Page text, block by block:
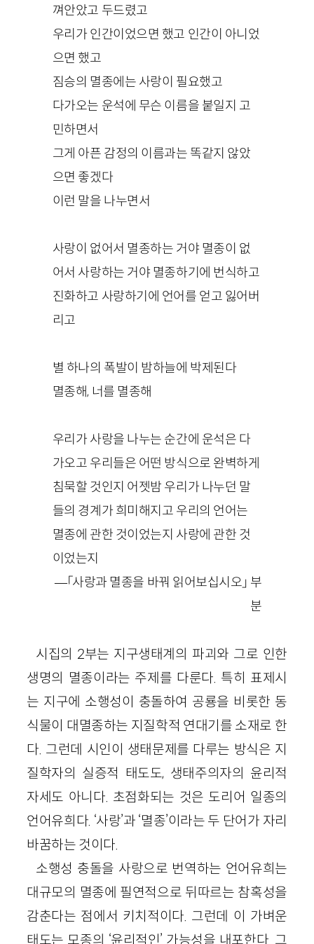
껴안았고 두드렸고
우리가 인간이었으면 했고 인간이 아니었
으면 했고
짐승의 멸종에는 사랑이 필요했고
다가오는 운석에 무슨 이름을 붙일지 고
민하면서
그게 아픈 감정의 이름과는 똑같지 않았
으면 좋겠다
이런 말을 나누면서
사랑이 없어서 멸종하는 거야 멸종이 없
어서 사랑하는 거야 멸종하기에 번식하고
진화하고 사랑하기에 언어를 얻고 잃어버
리고
별 하나의 폭발이 밤하늘에 박제된다
멸종해, 너를 멸종해
우리가 사랑을 나누는 순간에 운석은 다
가오고 우리들은 어떤 방식으로 완벽하게
침묵할 것인지 어젯밤 우리가 나누던 말
들의 경계가 희미해지고 우리의 언어는
멸종에 관한 것이었는지 사랑에 관한 것
이었는지
—「사랑과 멸종을 바꿔 읽어보십시오」 부
분
시집의 2부는 지구생태계의 파괴와 그로 인한
생명의 멸종이라는 주제를 다룬다. 특히 표제시
는 지구에 소행성이 충돌하여 공룡을 비롯한 동
식물이 대멸종하는 지질학적 연대기를 소재로 한
다. 그런데 시인이 생태문제를 다루는 방식은 지
질학자의 실증적 태도도, 생태주의자의 윤리적
자세도 아니다. 초점화되는 것은 도리어 일종의
언어유희다. ‘사랑’과 ‘멸종’이라는 두 단어가 자리
바꿈하는 것이다.
소행성 충돌을 사랑으로 번역하는 언어유희는
대규모의 멸종에 필연적으로 뒤따르는 참혹성을
감춘다는 점에서 키치적이다. 그런데 이 가벼운
태도는 모종의 ‘윤리적인’ 가능성을 내포한다. 그